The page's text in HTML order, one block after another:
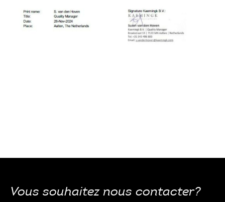
Vous souhaitez nous contacter?